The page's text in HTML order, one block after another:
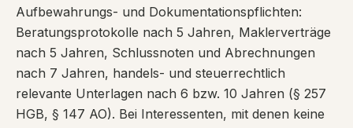
Aufbewahrungs- und Dokumentationspflichten:
Beratungsprotokolle nach 5 Jahren, Maklerverträge
nach 5 Jahren, Schlussnoten und Abrechnungen
nach 7 Jahren, handels- und steuerrechtlich
relevante Unterlagen nach 6 bzw. 10 Jahren (§ 257
HGB, § 147 AO). Bei Interessenten, mit denen keine